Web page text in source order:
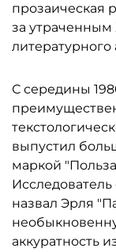
прозаическая
за утраченным
литературного
С середины
выпустил
маркой
назвал Эрля
аккуратность